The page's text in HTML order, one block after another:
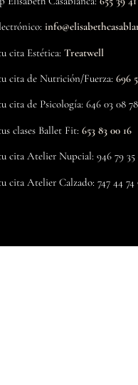
cita Estética: Treatwell
cita de Nutrición/Fuerza: 696
cita de Psicología: 646 03 08 78
clases Ballet Fit: 653 83 00 16
cita Atelier Nupcial: 946 79 35
cita Atelier Calzado: 747 44 74